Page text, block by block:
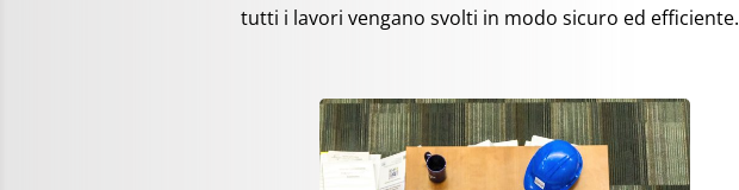
tutti i lavori vengano svolti in modo sicuro ed efficiente.